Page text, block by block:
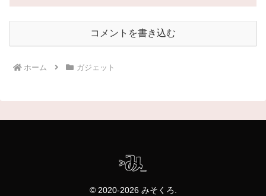
コメントを書き込む
ホーム ガジェット
© 2020-2026 みそくろ.